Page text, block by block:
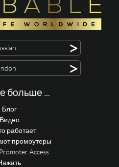
>
>
больше ...
Блог
Видео
работает
промоутеры
Access